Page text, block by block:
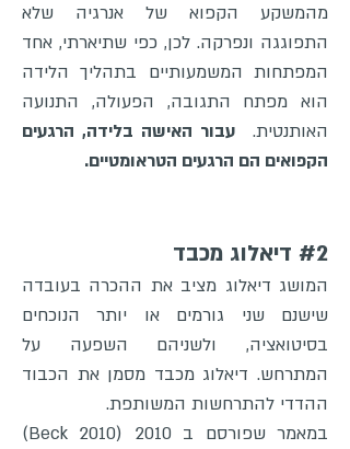
מהמשקע הקפוא של אנרגיה שלא
התפוגגה ונפרקה. לכן, כפי שתיארתי, אחד
המפתחות המשמעותיים בתהליך הלידה
הוא מפתח התגובה, הפעולה, התנועה
האותנטית. עבור האישה בלידה, הרגעים
הקפואים הם הרגעים הטראומטיים.
#2 דיאלוג מכבד
המושג דיאלוג מציב את ההכרה בעובדה
שישנם שני גורמים או יותר הנוכחים
בסיטואציה, ולשניהם השפעה על
המתרחש. דיאלוג מכבד מסמן את הכבוד
ההדדי להתרחשות המשותפת.
במאמר שפורסם ב 2010 (Beck 2010)